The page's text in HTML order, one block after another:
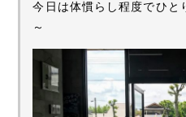
今日は体慣らし程度でひと
～